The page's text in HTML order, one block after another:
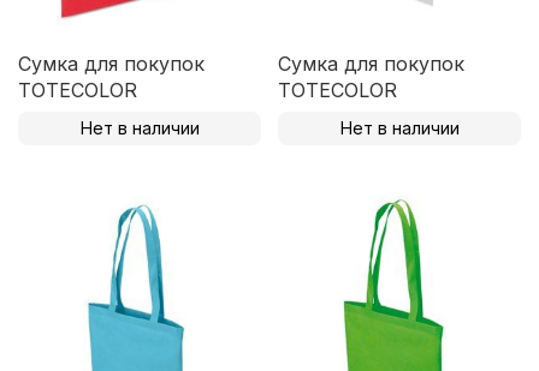
Сумка для покупок
TOTECOLOR
Нет в наличии
Сумка для покупок
TOTECOLOR
Нет в наличии